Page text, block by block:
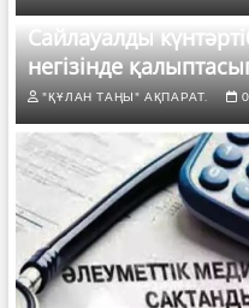
Сайлауалды
негізінде
"ҚҰЛАН ТАҢЫ" АҚПАРАТ.